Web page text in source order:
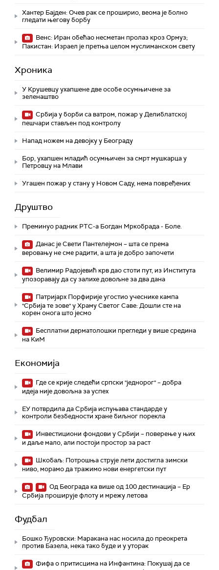
Хантер Бајден: Очев рак се проширио, веома је болно
гледати његову борбу
Венс: Иран обећао несметан пролаз кроз Ормуз;
Пакистан: Израел је претња целом муслиманском свету
Хроника
У Крушевцу ухапшене две особе осумњичене за
зеленаштво
Србија у борби са ватром, пожар у Делиблатској
пешчари стављен под контролу
Напад ножем на девојку у Београду
Бор, ухапшен младић осумњичен за смрт мушкарца у
Петровцу на Млави
Угашен пожар у стану у Новом Саду, нема повређених
Друштво
Преминуо радник РТС-а Богдан Мркобрада - Боле.
Данас је Свети Пантелејмон – шта се према
веровању не сме радити, а шта је добро започети
Велимир Радојевић крв дао стоти пут, из Института
упозоравају да су залихе довољне за два дана
Патријарх Порфирије угостио учеснике кампа
"Србија те зове" у Храму Светог Саве: Дошли сте на
корен онога што јесмо
Бесплатни дерматолошки прегледи у више средина
на КиМ
Економија
Где се крије следећи српски "једнорог" – добра
идеја није довољна за успех
ЕУ потврдила да Србија испуњава стандарде у
контроли безбедности хране биљног порекла
Инвестициони фондови у Србији – поверење у њих
и даље мало, али постоји простор за раст
Шкобаљ: Потрошња струје лети достигла зимски
ниво, морамо да тражимо нови енергетски пут
Од Београда ка више од 100 дестинација – Ер
Србија проширује флоту и мрежу летова
Фудбал
Бошко Ђуровски: Маракана нас носила до преокрета
против Базела, нека тако буде и у уторак
Фифа о притисцима на Инфантина: Покушај да се